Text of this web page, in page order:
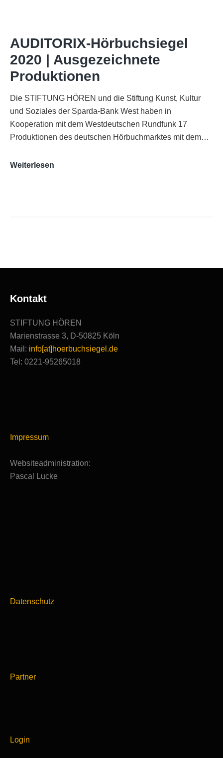
Funkhaus
Köln
AUDITORIX-Hörbuchsiegel
2020 | Ausgezeichnete
Produktionen
Die STIFTUNG HÖREN und die Stiftung Kunst, Kultur
und Soziales der Sparda-Bank West haben in
Kooperation mit dem Westdeutschen Rundfunk 17
Produktionen des deutschen Hörbuchmarktes mit dem…
Weiterlesen
Ausgezeichnete
Kontakt
STIFTUNG HÖREN
Marienstrasse 3, D-50825 Köln
Mail: info[at]hoerbuchsiegel.de
Tel: 0221-95265018
Impressum
Websiteadministration:
Pascal Lucke
Datenschutz
Partner
Login